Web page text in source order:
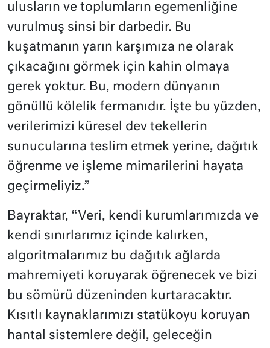
ulusların ve toplumların egemenliğine
vurulmuş sinsi bir darbedir. Bu
kuşatmanın yarın karşımıza ne olarak
çıkacağını görmek için kahin olmaya
gerek yoktur. Bu, modern dünyanın
gönüllü kölelik fermanıdır. İşte bu yüzden,
verilerimizi küresel dev tekellerin
sunucularına teslim etmek yerine, dağıtık
öğrenme ve işleme mimarilerini hayata
geçirmeliyiz.”
Bayraktar, “Veri, kendi kurumlarımızda ve
kendi sınırlarımız içinde kalırken,
algoritmalarımız bu dağıtık ağlarda
mahremiyeti koruyarak öğrenecek ve bizi
bu sömürü düzeninden kurtaracaktır.
Kısıtlı kaynaklarımızı statükoyu koruyan
hantal sistemlere değil, geleceğin